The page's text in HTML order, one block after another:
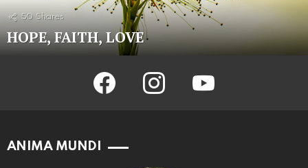
50 Shares
HOPE, FAITH, LOVE
facebook instagram youtube
ANIMA MUNDI